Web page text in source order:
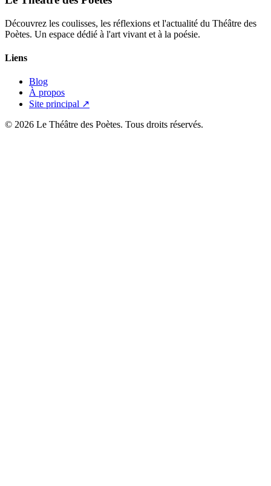
Découvrez les coulisses, les réflexions et l'actualité du Théâtre des
Poètes. Un espace dédié à l'art vivant et à la poésie.
Liens
Blog
À propos
Site principal ↗
© 2026 Le Théâtre des Poètes. Tous droits réservés.